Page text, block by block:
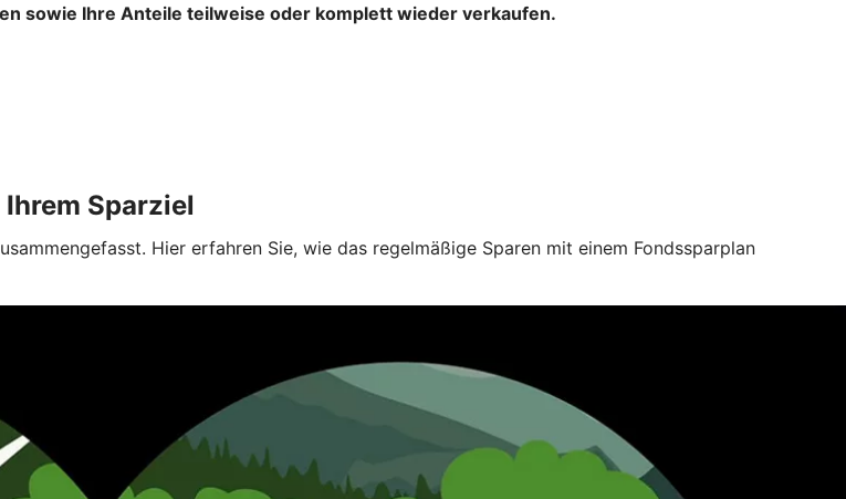
sowie Ihre Anteile teilweise oder komplett wieder verkaufen.
Sparziel
Hier erfahren Sie, wie das regelmäßige Sparen mit einem Fondssparplan